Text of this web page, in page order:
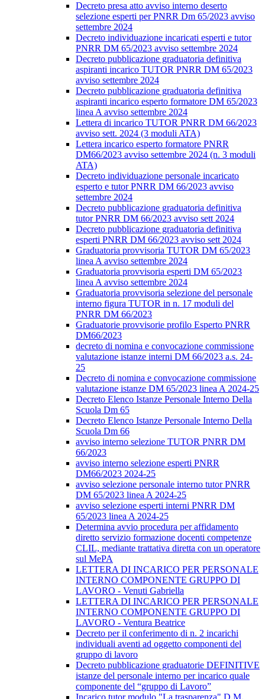
Decreto presa atto avviso interno deserto
selezione esperti per PNRR Dm 65/2023 avviso
settembre 2024
Decreto individuazione incaricati esperti e tutor
PNRR DM 65/2023 avviso settembre 2024
Decreto pubblicazione graduatoria definitiva
aspiranti incarico TUTOR PNRR DM 65/2023
avviso settembre 2024
Decreto pubblicazione graduatoria definitiva
aspiranti incarico esperto formatore DM 65/2023
linea A avviso settembre 2024
Lettera di incarico TUTOR PNRR DM 66/2023
avviso sett. 2024 (3 moduli ATA)
Lettera incarico esperto formatore PNRR
DM66/2023 avviso settembre 2024 (n. 3 moduli
ATA)
Decreto individuazione personale incaricato
esperto e tutor PNRR DM 66/2023 avviso
settembre 2024
Decreto pubblicazione graduatoria definitiva
tutor PNRR DM 66/2023 avviso sett 2024
Decreto pubblicazione graduatoria definitiva
esperti PNRR DM 66/2023 avviso sett 2024
Graduatoria provvisoria TUTOR DM 65/2023
linea A avviso settembre 2024
Graduatoria provvisoria esperti DM 65/2023
linea A avviso settembre 2024
Graduatoria provvisoria selezione del personale
interno figura TUTOR in n. 17 moduli del
PNRR DM 66/2023
Graduatorie provvisorie profilo Esperto PNRR
DM66/2023
decreto di nomina e convocazione commissione
valutazione istanze interni DM 66/2023 a.s. 24-
25
Decreto di nomina e convocazione commissione
valutazione istanze DM 65/2023 linea A 2024-25
Decreto Elenco Istanze Personale Interno Della
Scuola Dm 65
Decreto Elenco Istanze Personale Interno Della
Scuola Dm 66
avviso interno selezione TUTOR PNRR DM
66/2023
avviso interno selezione esperti PNRR
DM66/2023 2024-25
avviso selezione personale interno tutor PNRR
DM 65/2023 linea A 2024-25
avviso selezione esperti interni PNRR DM
65/2023 linea A 2024-25
Determina avvio procedura per affidamento
diretto servizio formazione docenti competenze
CLIL, mediante trattativa diretta con un operatore
sul MePA
LETTERA DI INCARICO PER PERSONALE
INTERNO COMPONENTE GRUPPO DI
LAVORO - Venuti Gabriella
LETTERA DI INCARICO PER PERSONALE
INTERNO COMPONENTE GRUPPO DI
LAVORO - Ventura Beatrice
Decreto per il conferimento di n. 2 incarichi
individuali aventi ad oggetto componenti del
gruppo di lavoro
Decreto pubblicazione graduatorie DEFINITIVE
istanze del personale interno per incarico quale
componente del “gruppo di Lavoro”